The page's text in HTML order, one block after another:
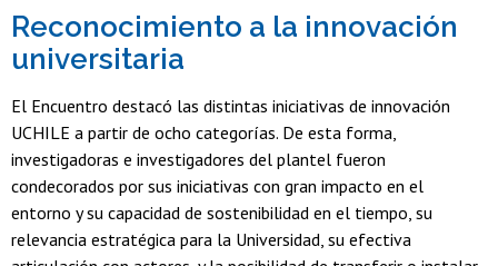
Reconocimiento a la innovación
universitaria
El Encuentro destacó las distintas iniciativas de innovación
UCHILE a partir de ocho categorías. De esta forma,
investigadoras e investigadores del plantel fueron
condecorados por sus iniciativas con gran impacto en el
entorno y su capacidad de sostenibilidad en el tiempo, su
relevancia estratégica para la Universidad, su efectiva